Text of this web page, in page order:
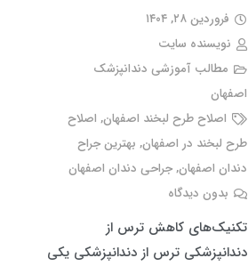
فروردین ۲۸, ۱۴۰۴
نویسنده سایت
مطالب آموزشی دندانپزشک
اصفهان
اصلاح طرح لبخند اصفهان, اصلاح
طرح لبخند در اصفهان, بهترین جراح
دندان اصفهان,جراحی دندان اصفهان
بدون دیدگاه
تکنیک‌های کاهش ترس از
دندانپزشکی ترس از دندانپزشکی یکی